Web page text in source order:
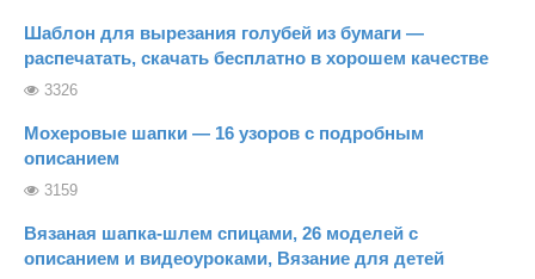
Шаблон для вырезания голубей из бумаги —
распечатать, скачать бесплатно в хорошем качестве
3326
Мохеровые шапки — 16 узоров с подробным
описанием
3159
Вязаная шапка-шлем спицами, 26 моделей с
описанием и видеоуроками, Вязание для детей